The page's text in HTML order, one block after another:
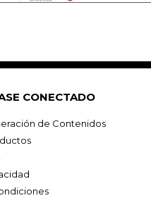
CONECTADO
de Contenidos